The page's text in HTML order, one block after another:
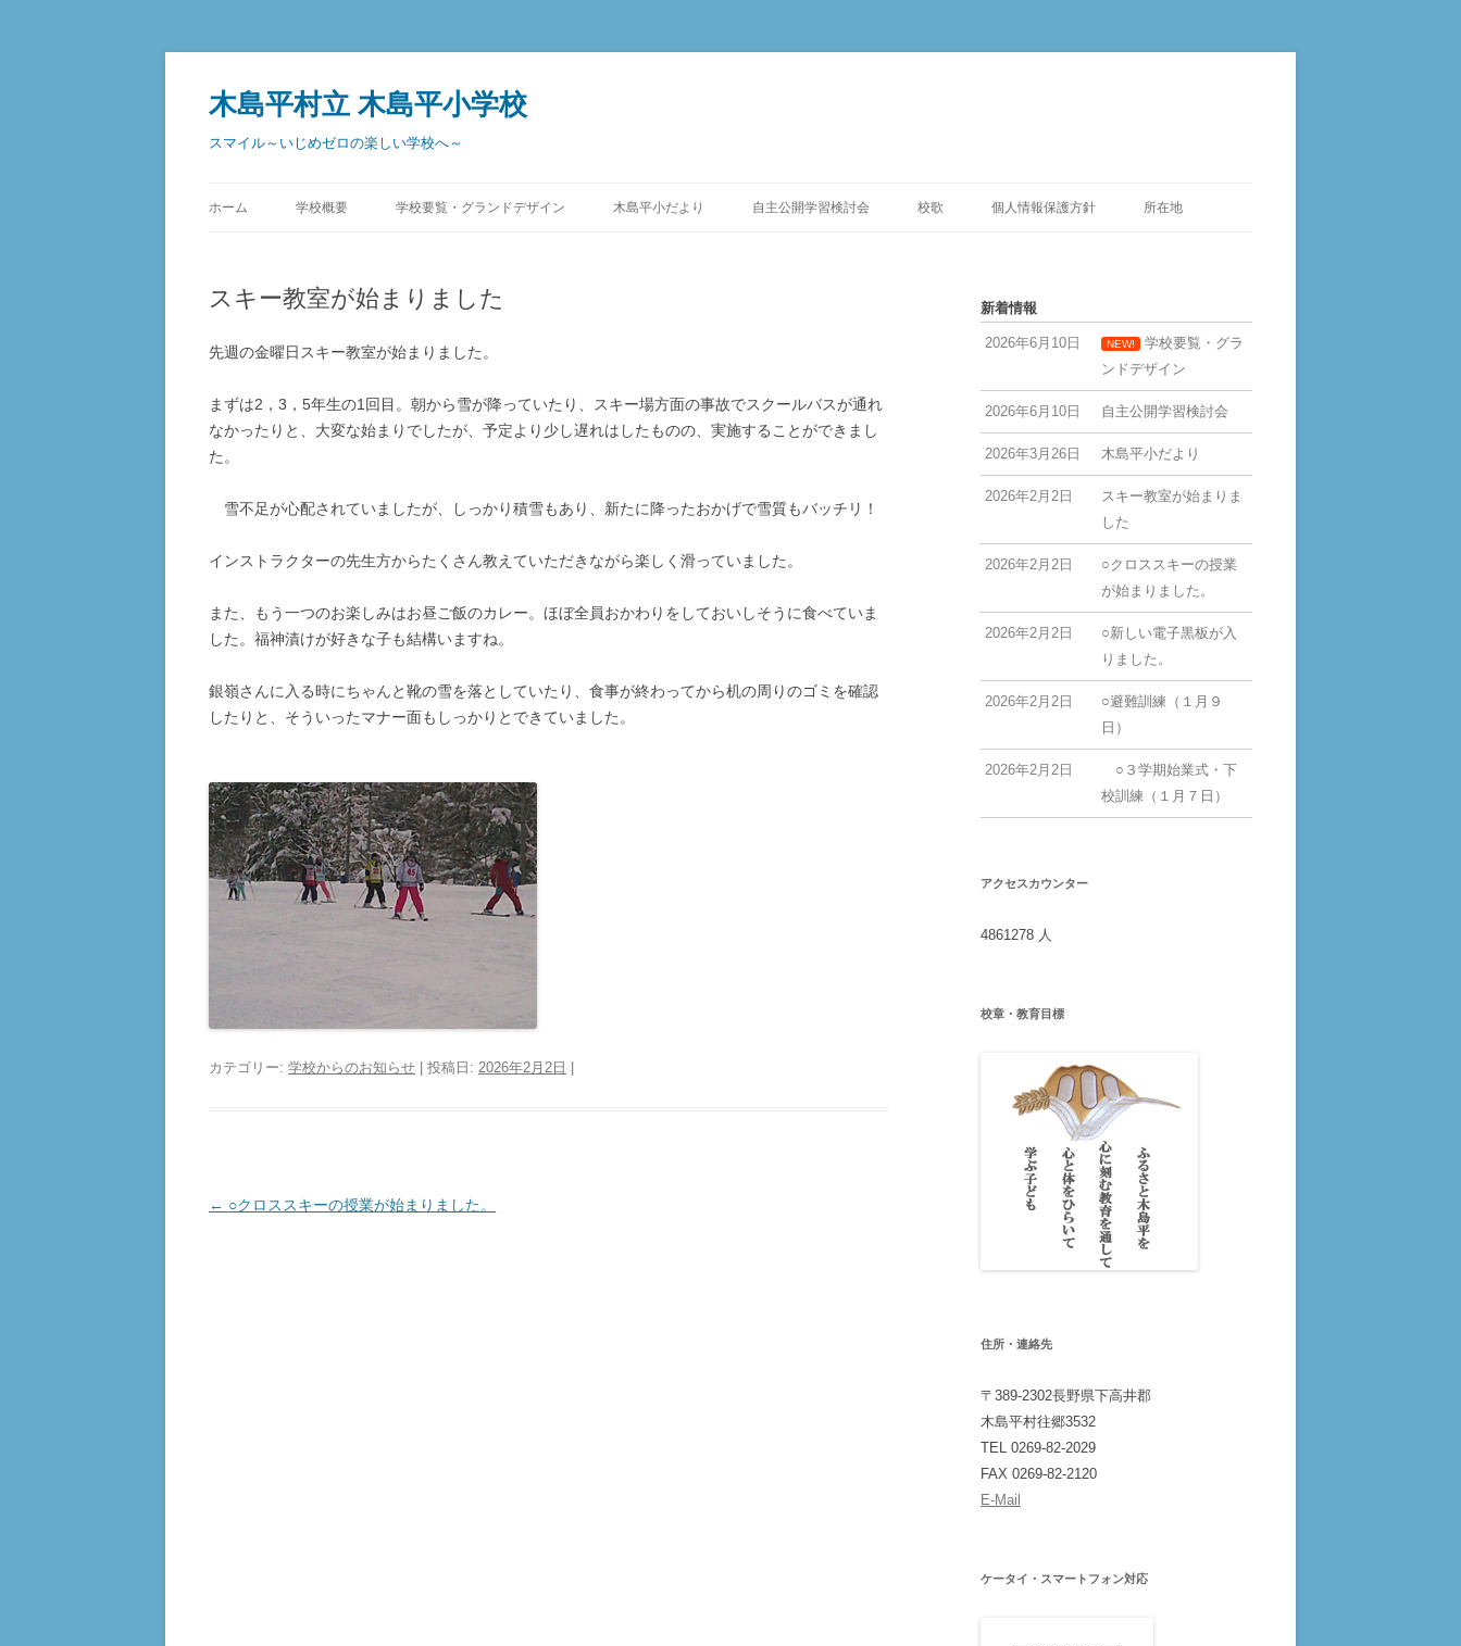
テ
ン
ツ
へ
ス
木島平村立 木島平小学校
スマイル～いじめゼロの楽しい学校へ～
ホーム 学校概要 学校要覧・グランドデザイン 木島平小だより 自主公開学習検討会 校歌 個人情報保護方針 所在地
スキー教室が始まりました
先週の金曜日スキー教室が始まりました。
まずは2，3，5年生の1回目。朝から雪が降っていたり、スキー場方面の事故でスクールバスが通れ
なかったりと、大変な始まりでしたが、予定より少し遅れはしたものの、実施することができまし
た。
雪不足が心配されていましたが、しっかり積雪もあり、新たに降ったおかげで雪質もバッチリ！
インストラクターの先生方からたくさん教えていただきながら楽しく滑っていました。
また、もう一つのお楽しみはお昼ご飯のカレー。ほぼ全員おかわりをしておいしそうに食べていま
した。福神漬けが好きな子も結構いますね。
銀嶺さんに入る時にちゃんと靴の雪を落としていたり、食事が終わってから机の周りのゴミを確認
したりと、そういったマナー面もしっかりとできていました。
カテゴリー: 学校からのお知らせ | 投稿日: 2026年2月2日
投
← ○クロススキーの授業が始まりました。
新着情報
2026年6月10日 NEW!
学校要覧・グラ
ンドデザイン
2026年6月10日 自主公開学習検討会
2026年3月26日 木島平小だより
2026年2月2日
スキー教室が始まりま
した
2026年2月2日
○クロススキーの授業
が始まりました。
2026年2月2日
○新しい電子黒板が入
りました。
2026年2月2日
○避難訓練（１月９
日）
2026年2月2日
○３学期始業式・下
校訓練（１月７日）
アクセスカウンター
4861278 人
校章・教育目標
住所・連絡先
〒389-2302長野県下高井郡
木島平村往郷3532
TEL 0269-82-2029
FAX 0269-82-2120
E-Mail
ケータイ・スマートフォン対応